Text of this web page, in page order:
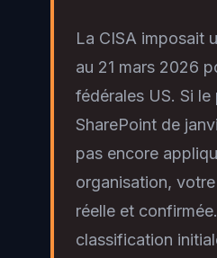
La CISA imposait
au 21 mars 2026
fédérales US. Si le
SharePoint de
pas encore
organisation,
réelle et
classification